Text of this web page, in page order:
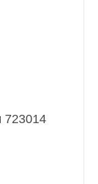
723014